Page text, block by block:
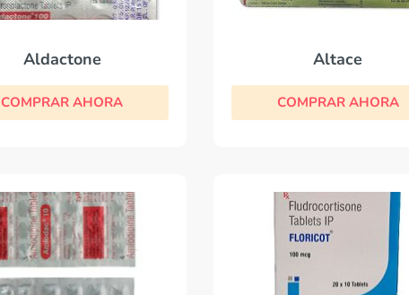
Aldactone
COMPRAR AHORA
Altace
COMPRAR AHORA